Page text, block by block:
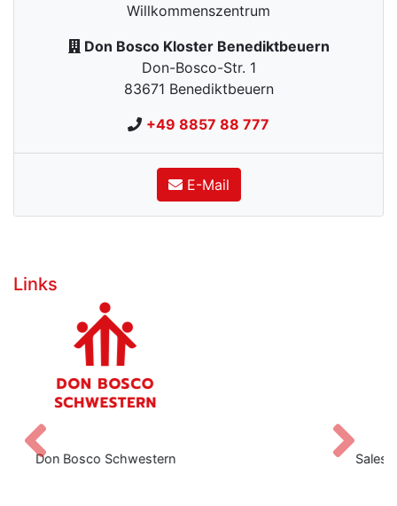
Willkommenszentrum
Don Bosco Kloster Benediktbeuern
Don-Bosco-Str. 1
83671 Benediktbeuern
+49 8857 88 777
E-Mail
Links
Salesianische Mitarbeiter:innen Don
Zurück